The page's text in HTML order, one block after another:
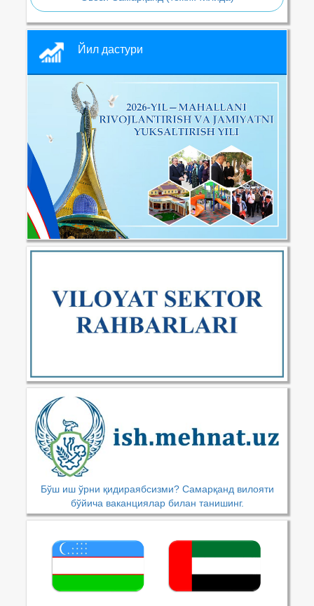
Йил дастури
Бўш иш ўрни қидираябсизми? Самарқанд вилояти
бўйича ваканциялар билан танишинг.